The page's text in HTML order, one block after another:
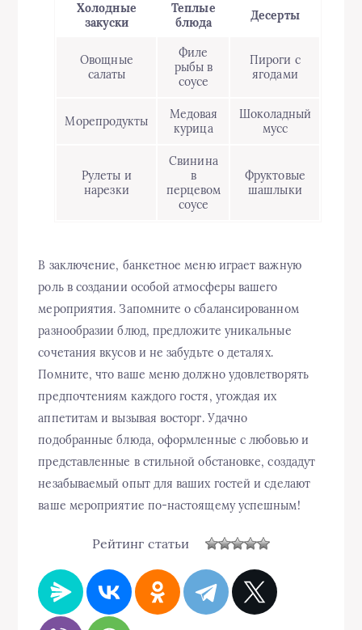
Холодные
закуски
Теплые
блюда
Десерты
Овощные
салаты
Филе
рыбы в
соусе
Пироги с
ягодами
Морепродукты
Медовая
курица
Шоколадный
мусс
Рулеты и
нарезки
Свинина
в
перцевом
соусе
Фруктовые
шашлыки
В заключение, банкетное меню играет важную
роль в создании особой атмосферы вашего
мероприятия. Запомните о сбалансированном
разнообразии блюд, предложите уникальные
сочетания вкусов и не забудьте о деталях.
Помните, что ваше меню должно удовлетворять
предпочтениям каждого гостя, угождая их
аппетитам и вызывая восторг. Удачно
подобранные блюда, оформленные с любовью и
представленные в стильной обстановке, создадут
незабываемый опыт для ваших гостей и сделают
ваше мероприятие по-настоящему успешным!
Рейтинг статьи